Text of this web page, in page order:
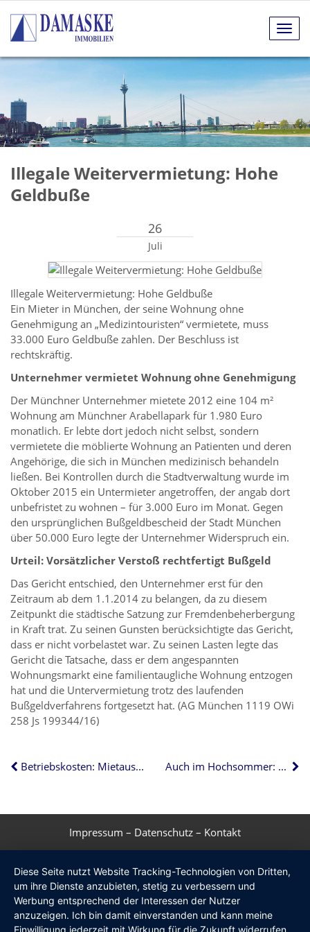
Illegale Weitervermietung: Hohe
Geldbuße
26
Juli
Illegale Weitervermietung: Hohe Geldbuße
Ein Mieter in München, der seine Wohnung ohne
Genehmigung an „Medizintouristen“ vermietete, muss
33.000 Euro Geldbuße zahlen. Der Beschluss ist
rechtskräftig.
Unternehmer vermietet Wohnung ohne Genehmigung
Der Münchner Unternehmer mietete 2012 eine 104 m²
Wohnung am Münchner Arabellapark für 1.980 Euro
monatlich. Er lebte dort jedoch nicht selbst, sondern
vermietete die möblierte Wohnung an Patienten und deren
Angehörige, die sich in München medizinisch behandeln
ließen. Bei Kontrollen durch die Stadtverwaltung wurde im
Oktober 2015 ein Untermieter angetroffen, der angab dort
unbefristet zu wohnen – für 3.000 Euro im Monat. Gegen
den ursprünglichen Bußgeldbescheid der Stadt München
über 50.000 Euro legte der Unternehmer Widerspruch ein.
Urteil: Vorsätzlicher Verstoß rechtfertigt Bußgeld
Das Gericht entschied, den Unternehmer erst für den
Zeitraum ab dem 1.1.2014 zu belangen, da zu diesem
Zeitpunkt die städtische Satzung zur Fremdenbeherbergung
in Kraft trat. Zu seinen Gunsten berücksichtigte das Gericht,
dass er nicht vorbelastet war. Zu seinen Lasten legte das
Gericht die Tatsache, dass er dem angespannten
Wohnungsmarkt eine familientaugliche Wohnung entzogen
hat und die Untervermietung trotz des laufenden
Bußgeldverfahrens fortgesetzt hat. (AG München 1119 OWi
258 Js 199344/16)
Betriebskosten: Mietausfallrisiko kann umgelegt werden Auch im Hochsommer: Warmwasser muss verfügbar sein
Impressum – Datenschutz – Kontakt
Diese Seite nutzt Website Tracking-Technologien von Dritten,
um ihre Dienste anzubieten, stetig zu verbessern und
Werbung entsprechend der Interessen der Nutzer
anzuzeigen. Ich bin damit einverstanden und kann meine
Einwilligung jederzeit mit Wirkung für die Zukunft widerrufen